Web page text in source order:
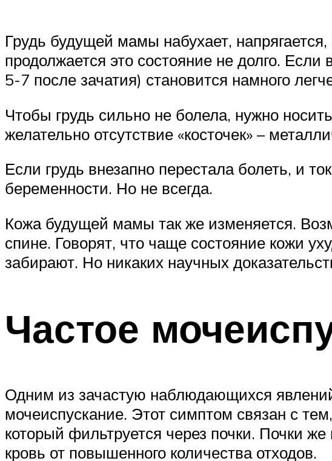
Грудь будущей мамы набухает,
продолжается это состояние не долго.
5-7 после зачатия) становится намного
Чтобы грудь сильно не болела, нужно
желательно отсутствие «косточек» –
Если грудь внезапно перестала болеть, и
беременности. Но не всегда.
Кожа будущей мамы так же изменяется.
спине. Говорят, что чаще состояние кожи
забирают. Но никаких научных
Частое
Одним из зачастую наблюдающихся
мочеиспускание. Этот симптом связан с
который фильтруется через почки. Почки
кровь от повышенного количества отходов.